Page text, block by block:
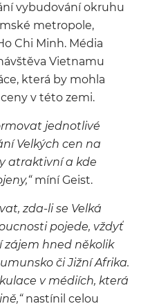
vybudování okruhu
metropole,
Chi Minh. Média
Vietnamu
která by mohla
v této zemi.
jednotlivé
Velkých cen na
atraktivní a kde
míní Geist.
zda-li se Velká
pojede, vždyť
zájem hned několik
či Jižní Afrika.
v médiích, která
nastínil celou